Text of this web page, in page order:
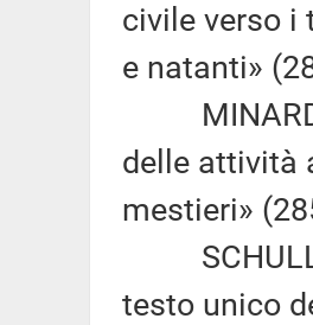
civile verso i
e natanti»
delle attività
mestieri»
testo unico